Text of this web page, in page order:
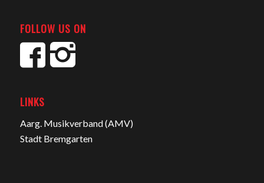
FOLLOW US ON
LINKS
Aarg. Musikverband (AMV)
Stadt Bremgarten